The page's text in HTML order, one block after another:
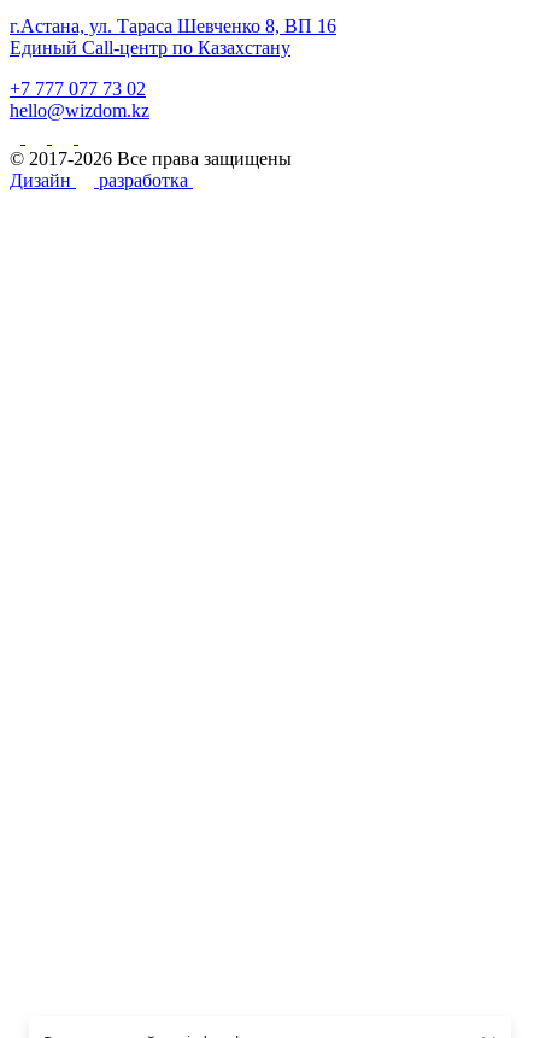
г.Астана, ул. Тараса Шевченко 8, ВП 16
Единый Call-центр по Казахстану
+7 777 077 73 02
hello@wizdom.kz
© 2017-2026 Все права защищены
Дизайн
разработка